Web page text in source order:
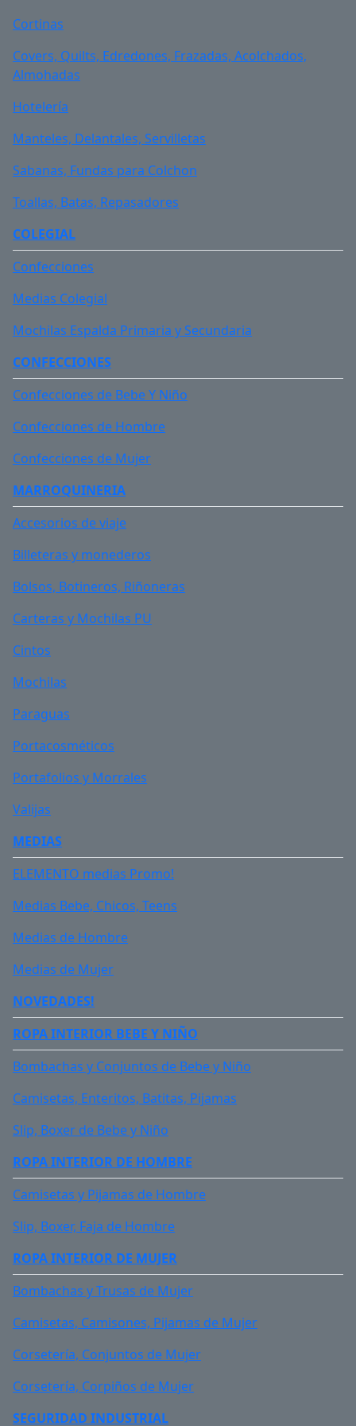
Cortinas
Covers, Quilts, Edredones, Frazadas, Acolchados,
Almohadas
Hotelería
Manteles, Delantales, Servilletas
Sabanas, Fundas para Colchon
Toallas, Batas, Repasadores
COLEGIAL
Confecciones
Medias Colegial
Mochilas Espalda Primaria y Secundaria
CONFECCIONES
Confecciones de Bebe Y Niño
Confecciones de Hombre
Confecciones de Mujer
MARROQUINERIA
Accesorios de viaje
Billeteras y monederos
Bolsos, Botineros, Riñoneras
Carteras y Mochilas PU
Cintos
Mochilas
Paraguas
Portacosméticos
Portafolios y Morrales
Valijas
MEDIAS
ELEMENTO medias Promo!
Medias Bebe, Chicos, Teens
Medias de Hombre
Medias de Mujer
NOVEDADES!
ROPA INTERIOR BEBE Y NIÑO
Bombachas y Conjuntos de Bebe y Niño
Camisetas, Enteritos, Batitas, Pijamas
Slip, Boxer de Bebe y Niño
ROPA INTERIOR DE HOMBRE
Camisetas y Pijamas de Hombre
Slip, Boxer, Faja de Hombre
ROPA INTERIOR DE MUJER
Bombachas y Trusas de Mujer
Camisetas, Camisones, Pijamas de Mujer
Corsetería, Conjuntos de Mujer
Corsetería, Corpiños de Mujer
SEGURIDAD INDUSTRIAL
FUNCIONAL
Zapatilla Funcional ULTRALIVIANA Bali para mujer,
calzado seguridad
Zapatilla ULTRALIVIANA FUNCIONAL Bali para mujer
de seguridad industrial. Calzado de seguridad en
Confeccionada con capellada en combinación de
cuero y material textil. Planta dieléctrica, resistente
a hidrocarburos, antideslizante, aislamiento de
temperatura del suelo, certificado IRAM. Cuello y
inferior, plantilla ergonómica, con puntera de
aluminio (mas liviano). Color Gris. Talles 35 al 39.
Color
Presentación
Si no hay stock
130599.99
ESPECIFICACIONES
Descargar especificaciones técnicas
CARACTERÍSTICAS DEL PRODUCTO
Color:Gris
Puntera:Aluminio (Bajo normas)
Capellada: Cuero Nobuk y materiales textiles
Forro:Textil con tratamiento antimicrobiano
Entreplanta:Poliuretano Multidensidad